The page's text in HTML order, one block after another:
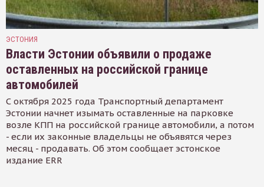
ЭСТОНИЯ
Власти Эстонии объявили о продаже
оставленных на российской границе
автомобилей
С октября 2025 года Транспортный департамент
Эстонии начнет изымать оставленные на парковке
возле КПП на российской границе автомобили, а потом
- если их законные владельцы не объявятся через
месяц - продавать. Об этом сообщает эстонское
издание ERR